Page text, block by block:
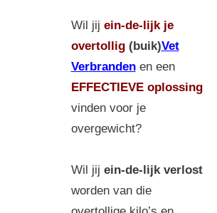
Wil jij ein-de-lijk je
overtollig(buik)Vet
Verbranden en een
EFFECTIEVE oplossing
vinden voor je
overgewicht?
Wil jij ein-de-lijk verlost
worden van die